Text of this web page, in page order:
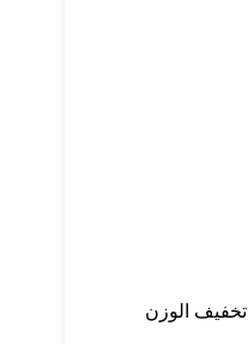
تخفيف الوزن